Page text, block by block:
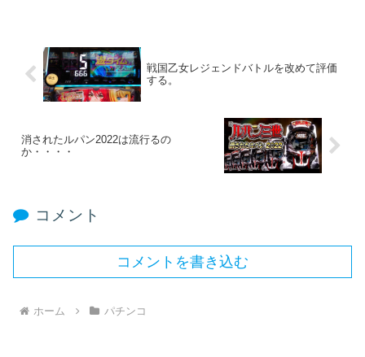
戦国乙女レジェンドバトルを改めて評価
する。
消されたルパン2022は流行るの
か・・・・
コメント
コメントを書き込む
ホーム パチンコ